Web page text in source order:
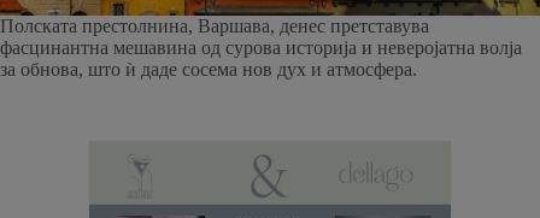
Полската престолнина, Варшава, денес претставува
фасцинантна мешавина од сурова историја и неверојатна волја
за обнова, што ѝ даде сосема нов дух и атмосфера.